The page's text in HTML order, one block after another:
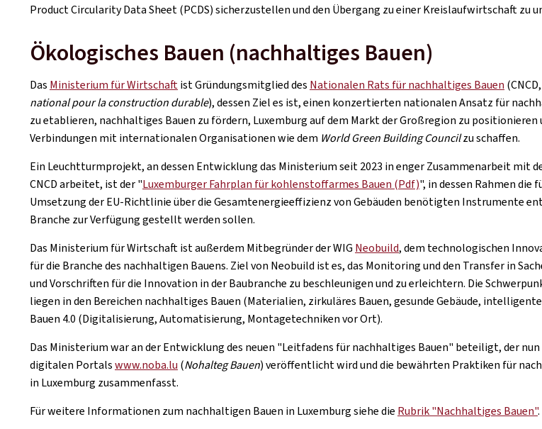
Product Circularity Data Sheet (PCDS) sicherzustellen und den Übergang zu einer Kreislaufwirtschaft zu
Ökologisches Bauen (nachhaltiges Bauen)
Das Ministerium für Wirtschaftist Gründungsmitglied des Nationalen Rats für nachhaltiges Bauen (CNCD,
national pour la construction durable), dessen Ziel es ist, einen konzertierten nationalen Ansatz für
zu etablieren, nachhaltiges Bauen zu fördern, Luxemburg auf dem Markt der Großregion zu positionieren
Verbindungen mit internationalen Organisationen wie dem World Green Building Councilzu schaffen.
Ein Leuchtturmprojekt, an dessen Entwicklung das Ministerium seit 2023 in enger Zusammenarbeit mit
CNCD arbeitet, ist der "Luxemburger Fahrplan für kohlenstoffarmes Bauen (Pdf)", in dessen Rahmen die
Umsetzung der EU-Richtlinie über die Gesamtenergieeffizienz von Gebäuden benötigten Instrumente
Branche zur Verfügung gestellt werden sollen.
Das Ministerium für Wirtschaft ist außerdem Mitbegründer der WIG Neobuild, dem technologischen
für die Branche des nachhaltigen Bauens. Ziel von Neobuild ist es, das Monitoring und den Transfer in
und Vorschriften für die Innovation in der Baubranche zu beschleunigen und zu erleichtern. Die
liegen in den Bereichen nachhaltiges Bauen (Materialien, zirkuläres Bauen, gesunde Gebäude,
Bauen 4.0 (Digitalisierung, Automatisierung, Montagetechniken vor Ort).
Das Ministerium war an der Entwicklung des neuen "Leitfadens für nachhaltiges Bauen" beteiligt, der nun
digitalen Portalswww.noba.lu (Nohalteg Bauen) veröffentlicht wird und die bewährten Praktiken für
in Luxemburg zusammenfasst.
Für weitere Informationen zum nachhaltigen Bauen in Luxemburg siehe die Rubrik "Nachhaltiges Bauen".